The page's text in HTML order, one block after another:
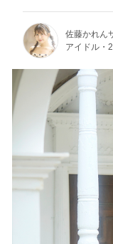
佐藤かれん
アイドル・